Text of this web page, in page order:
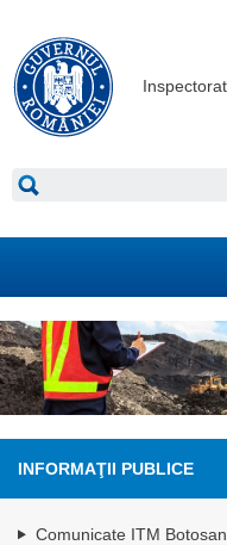
INFORMAŢII PUBLICE
Comunicate ITM